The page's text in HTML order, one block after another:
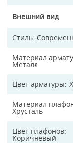
Внешний вид
Стиль
Материал
Металл
Цвет арматуры
Материал
Хрусталь
Цвет плафонов
Коричневый